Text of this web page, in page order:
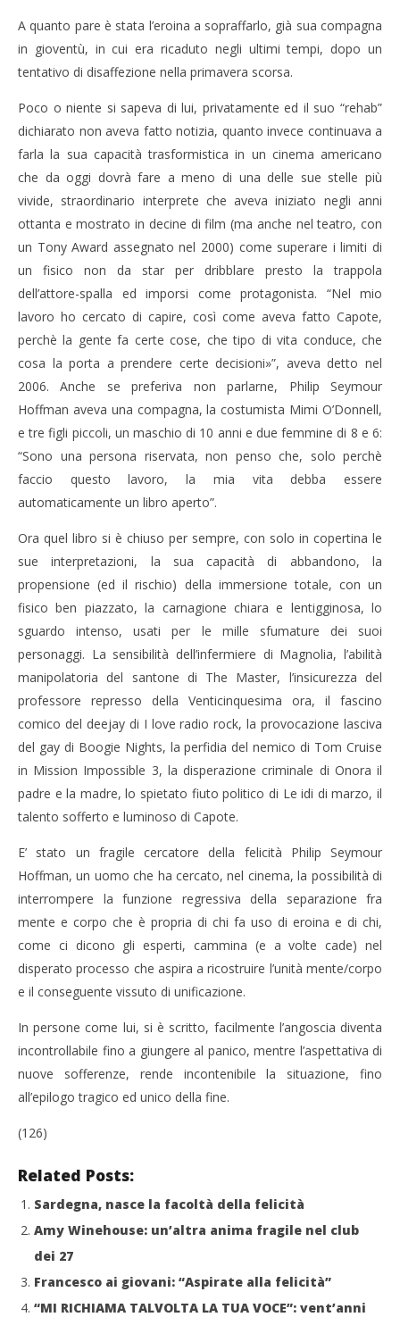
A quanto pare è stata l’eroina a sopraffarlo, già sua compagna
in gioventù, in cui era ricaduto negli ultimi tempi, dopo un
tentativo di disaffezione nella primavera scorsa.
Poco o niente si sapeva di lui, privatamente ed il suo “rehab”
dichiarato non aveva fatto notizia, quanto invece continuava a
farla la sua capacità trasformistica in un cinema americano
che da oggi dovrà fare a meno di una delle sue stelle più
vivide, straordinario interprete che aveva iniziato negli anni
ottanta e mostrato in decine di film (ma anche nel teatro, con
un Tony Award assegnato nel 2000) come superare i limiti di
un fisico non da star per dribblare presto la trappola
dell’attore-spalla ed imporsi come protagonista. “Nel mio
lavoro ho cercato di capire, così come aveva fatto Capote,
perchè la gente fa certe cose, che tipo di vita conduce, che
cosa la porta a prendere certe decisioni»”, aveva detto nel
2006. Anche se preferiva non parlarne, Philip Seymour
Hoffman aveva una compagna, la costumista Mimi O’Donnell,
e tre figli piccoli, un maschio di 10 anni e due femmine di 8 e 6:
“Sono una persona riservata, non penso che, solo perchè
faccio questo lavoro, la mia vita debba essere
automaticamente un libro aperto”.
Ora quel libro si è chiuso per sempre, con solo in copertina le
sue interpretazioni, la sua capacità di abbandono, la
propensione (ed il rischio) della immersione totale, con un
fisico ben piazzato, la carnagione chiara e lentigginosa, lo
sguardo intenso, usati per le mille sfumature dei suoi
personaggi. La sensibilità dell’infermiere di Magnolia, l’abilità
manipolatoria del santone di The Master, l’insicurezza del
professore represso della Venticinquesima ora, il fascino
comico del deejay di I love radio rock, la provocazione lasciva
del gay di Boogie Nights, la perfidia del nemico di Tom Cruise
in Mission Impossible 3, la disperazione criminale di Onora il
padre e la madre, lo spietato fiuto politico di Le idi di marzo, il
talento sofferto e luminoso di Capote.
E’ stato un fragile cercatore della felicità Philip Seymour
Hoffman, un uomo che ha cercato, nel cinema, la possibilità di
interrompere la funzione regressiva della separazione fra
mente e corpo che è propria di chi fa uso di eroina e di chi,
come ci dicono gli esperti, cammina (e a volte cade) nel
disperato processo che aspira a ricostruire l’unità mente/corpo
e il conseguente vissuto di unificazione.
In persone come lui, si è scritto, facilmente l’angoscia diventa
incontrollabile fino a giungere al panico, mentre l’aspettativa di
nuove sofferenze, rende incontenibile la situazione, fino
all’epilogo tragico ed unico della fine.
(126)
Related Posts:
Sardegna, nasce la facoltà della felicità
Amy Winehouse: un’altra anima fragile nel club
dei 27
Francesco ai giovani: “Aspirate alla felicità”
“MI RICHIAMA TALVOLTA LA TUA VOCE”: vent’anni